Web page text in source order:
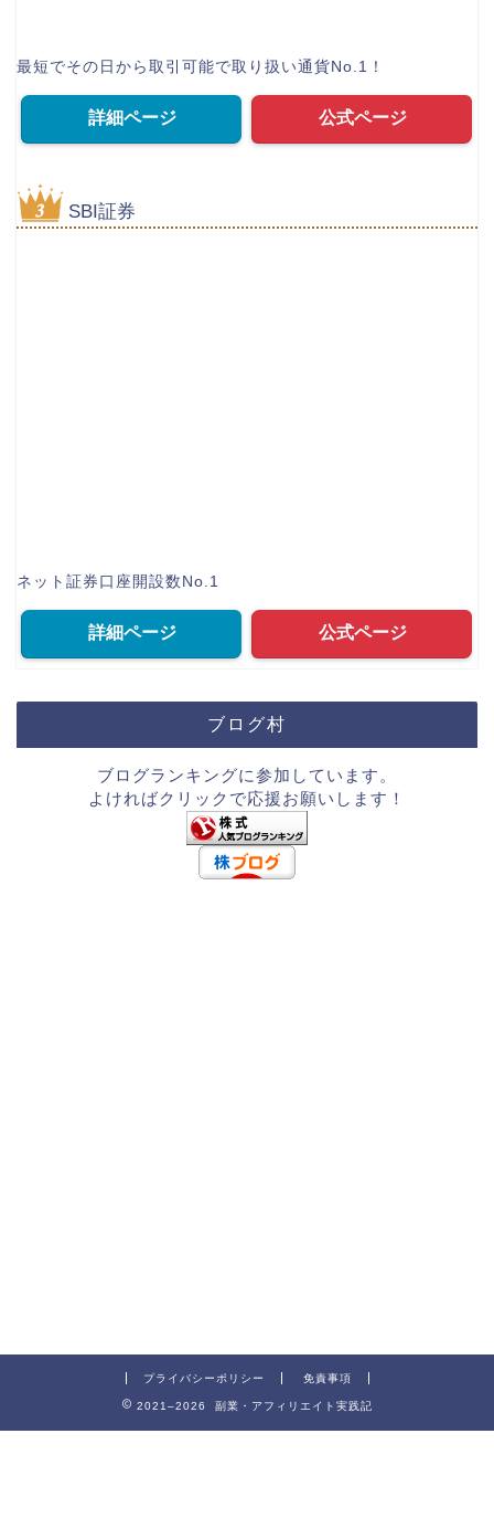
最短でその日から取引可能で取り扱い通貨No.1！
詳細ページ 公式ページ
SBI証券
ネット証券口座開設数No.1
ブログ村
ブログランキングに参加しています。
よければクリックで応援お願いします！